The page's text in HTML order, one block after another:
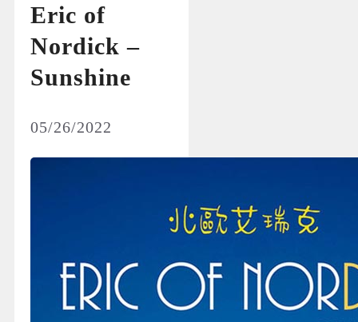
Eric of
Nordick –
Sunshine
05/26/2022